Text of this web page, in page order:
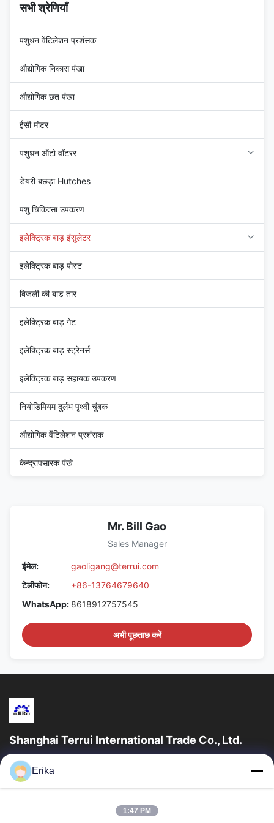
सभी श्रेणियाँ
पशुधन वेंटिलेशन प्रशंसक
औद्योगिक निकास पंखा
औद्योगिक छत पंखा
ईसी मोटर
पशुधन ऑटो वॉटरर
डेयरी बछड़ा Hutches
पशु चिकित्सा उपकरण
इलेक्ट्रिक बाड़ इंसुलेटर
इलेक्ट्रिक बाड़ पोस्ट
बिजली की बाड़ तार
इलेक्ट्रिक बाड़ गेट
इलेक्ट्रिक बाड़ स्ट्रेनर्स
इलेक्ट्रिक बाड़ सहायक उपकरण
नियोडिमियम दुर्लभ पृथ्वी चुंबक
औद्योगिक वेंटिलेशन प्रशंसक
केन्द्रापसारक पंखे
Mr. Bill Gao
Sales Manager
ईमेल:
gaoligang@terrui.com
टेलीफोन:
+86-13764679640
WhatsApp: 8618912757545
अभी पूछताछ करें
Shanghai Terrui International Trade Co., Ltd.
शंघाई टेरुई इंटरनेशनल ट्रेड कं, लिमिटेड की स्थापना 2002 में पशुधन उपकरण के
विकास, निर्माण और बिक्री में विशेषज्ञता प्राप्त थी।
त्वरित लिंक
उत्पादों
Erika
1:47 PM